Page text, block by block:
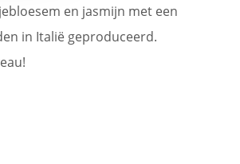
en jasmijn met een
in Italië geproduceerd.